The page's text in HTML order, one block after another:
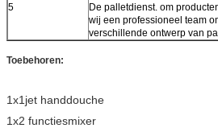
5
De palletdienst. om
wij een professioneel team
verschillende ontwerp van
Toebehoren:
1x1jet handdouche
1x2 functiesmixer